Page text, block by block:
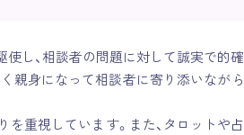
し、相談者の問題に対して誠実で的確
親身になって相談者に寄り添いながら
を重視しています。また、タロットや占